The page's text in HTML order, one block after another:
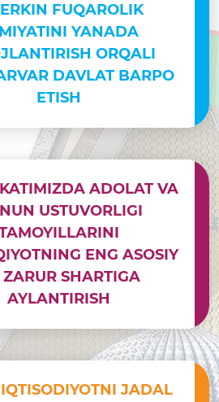
FUQAROLIK
YANADA
ORQALI
DAVLAT BARPO
ETISH
ADOLAT VA
USTUVORLIGI
ENG ASOSIY
SHARTIGA
AYLANTIRISH
JADAL